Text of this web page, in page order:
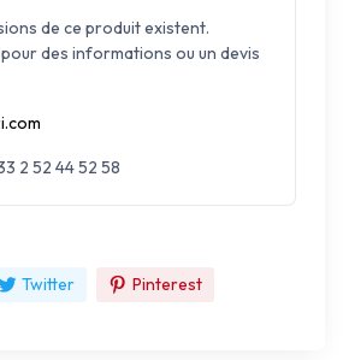
de ce produit existent.
des informations ou un devis
2 52 44 52 58
Twitter Pinterest